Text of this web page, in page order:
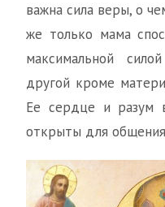
важна сила веры, о
же только мама
максимальной
другой кроме
Ее сердце и разум
открыты для